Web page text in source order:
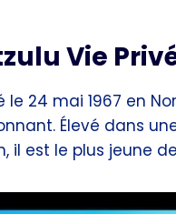
Vie
le 24 mai 1967 en
Élevé dans
il est le plus jeune